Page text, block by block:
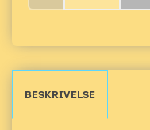
BESKRIVELSE